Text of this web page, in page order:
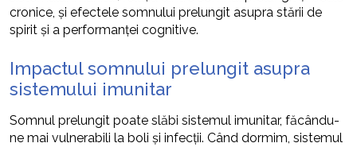
cronice, și efectele somnului prelungit asupra stării de
spirit și a performanței cognitive.
Impactul somnului prelungit asupra
sistemului imunitar
Somnul prelungit poate slăbi sistemul imunitar, făcându-
ne mai vulnerabili la boli și infecții. Când dormim, sistemul